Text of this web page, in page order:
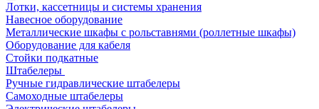
Лотки, кассетницы и системы хранения
Навесное оборудование
Металлические шкафы с рольставнями (роллетные шкафы)
Оборудование для кабеля
Стойки подкатные
Штабелеры
Ручные гидравлические штабелеры
Самоходные штабелеры